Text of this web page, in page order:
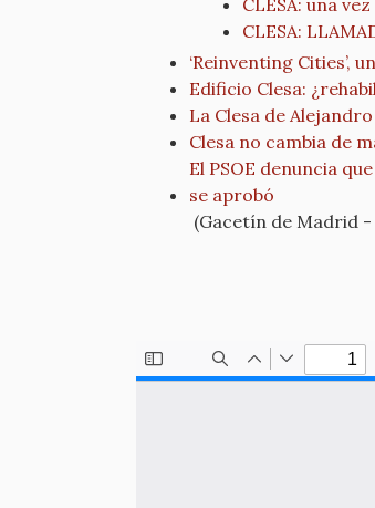
CLESA: una
CLESA:
‘Reinventing Cities’,
Edificio Clesa:
La Clesa de
Clesa no cambia de
El PSOE denuncia
se aprobó
(Gacetín de Madrid